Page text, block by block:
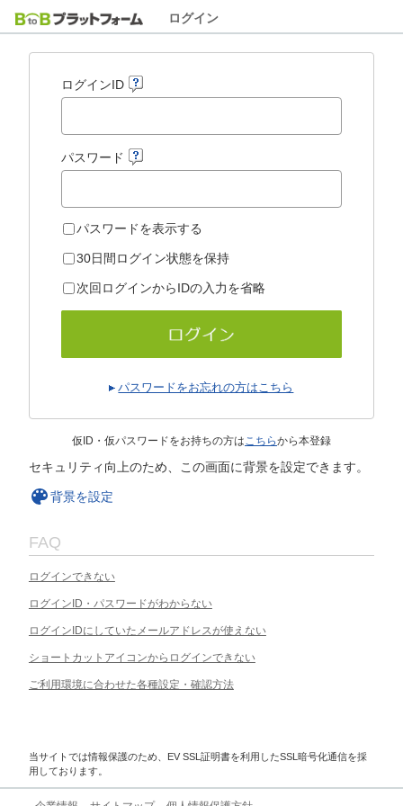
ログイン
ログインID
パスワード
パスワードを表示する
30日間ログイン状態を保持
次回ログインからIDの入力を省略
パスワードをお忘れの方はこちら
仮ID・仮パスワードをお持ちの方はこちらから本登録
セキュリティ向上のため、この画面に背景を設定できます。
背景を設定
FAQ
ログインできない
ログインID・パスワードがわからない
ログインIDにしていたメールアドレスが使えない
ショートカットアイコンからログインできない
ご利用環境に合わせた各種設定・確認方法
当サイトでは情報保護のため、EV SSL証明書を利用したSSL暗号化通信を採
用しております。